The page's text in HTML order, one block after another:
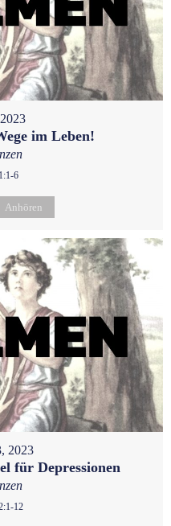
im Leben!
6
Anhören
2023
für Depressionen
12